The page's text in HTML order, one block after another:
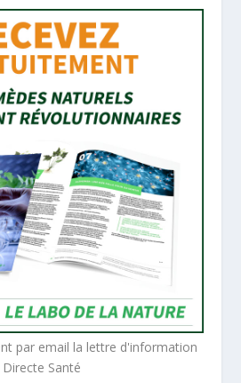
par email la lettre d'information
Directe Santé